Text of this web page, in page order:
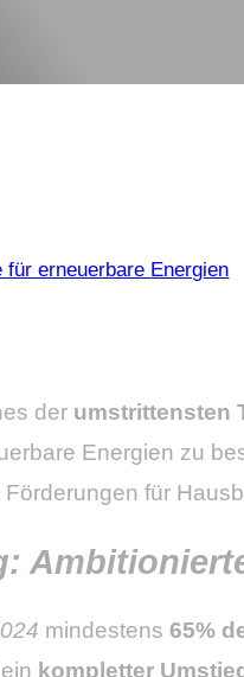
erneuerbare Energien
der umstrittensten
Energien zu
für
mindestens 65%
kompletter